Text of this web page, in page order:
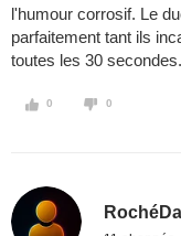
l'humour corrosif. Le
parfaitement tant ils
toutes les 30 secondes.
0 0